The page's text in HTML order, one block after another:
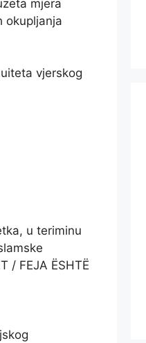
okupljanja
vjerskog
u teriminu
/ FEJA ËSHTË